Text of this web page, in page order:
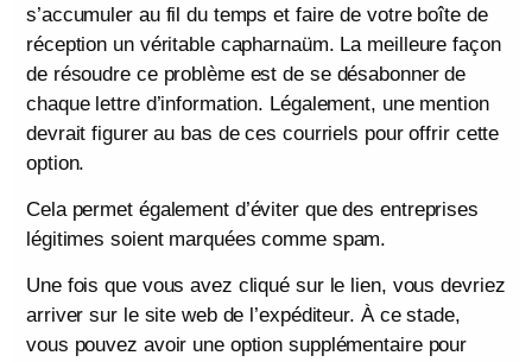
s’accumuler au fil du temps et faire de votre boîte de
réception un véritable capharnaüm. La meilleure façon
de résoudre ce problème est de se désabonner de
chaque lettre d’information. Légalement, une mention
devrait figurer au bas de ces courriels pour offrir cette
option.
Cela permet également d’éviter que des entreprises
légitimes soient marquées comme spam.
Une fois que vous avez cliqué sur le lien, vous devriez
arriver sur le site web de l’expéditeur. À ce stade,
vous pouvez avoir une option supplémentaire pour